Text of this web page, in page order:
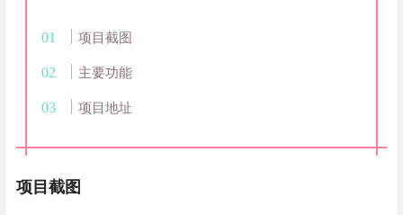
项目截图
主要功能
项目地址
项目截图